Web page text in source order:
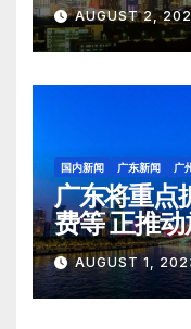
AUGUST 2,
国内新闻 广东新闻 广
广东将重点
费等 正推
AUGUST 1,